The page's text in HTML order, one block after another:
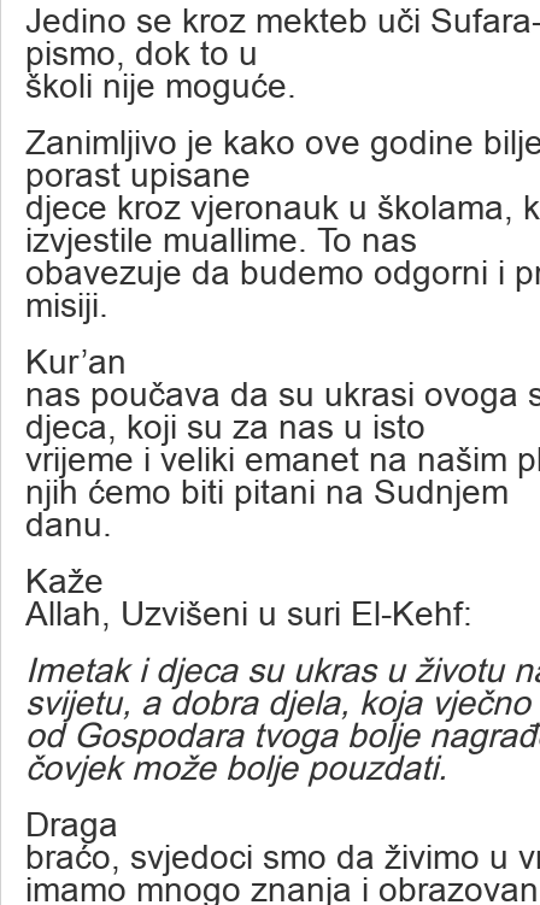
Jedino se kroz mekteb uči
pismo, dok to u
školi nije moguće.
Zanimljivo je kako ove godine
porast upisane
djece kroz vjeronauk u školama,
izvjestile muallime. To nas
obavezuje da budemo odgorni i
misiji.
Kur’an
nas poučava da su ukrasi ovoga
djeca, koji su za nas u isto
vrijeme i veliki emanet na našim
njih ćemo biti pitani na Sudnjem
danu.
Kaže
Allah, Uzvišeni u suri El-Kehf:
Imetak i djeca su ukras u životu
svijetu, a dobra djela, koja
od Gospodara tvoga bolje
čovjek može bolje pouzdati.
Draga
braćo, svjedoci smo da živimo u
imamo mnogo znanja i